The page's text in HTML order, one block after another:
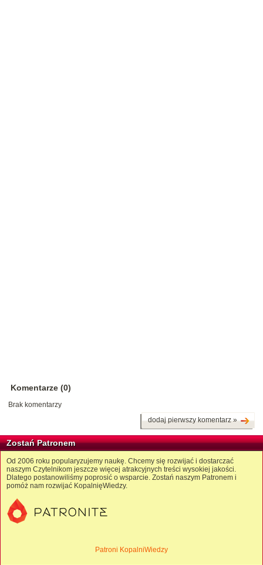
Komentarze (0)
Brak komentarzy
dodaj pierwszy komentarz »
Zostań Patronem
Od 2006 roku popularyzujemy naukę. Chcemy się rozwijać i dostarczać
naszym Czytelnikom jeszcze więcej atrakcyjnych treści wysokiej jakości.
Dlatego postanowiliśmy poprosić o wsparcie. Zostań naszym Patronem i
pomóż nam rozwijać KopalnięWiedzy.
Patroni KopalniWiedzy